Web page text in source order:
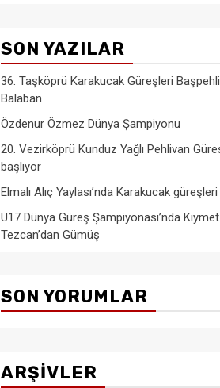
SON YAZILAR
36. Taşköprü Karakucak Güreşleri
Balaban
Özdenur Özmez Dünya Şampiyonu
20. Vezirköprü Kunduz Yağlı Pehlivan
başlıyor
Elmalı Alıç Yaylası’nda Karakucak güreşleri
U17 Dünya Güreş Şampiyonası’nda
Tezcan’dan Gümüş
SON YORUMLAR
ARŞIVLER